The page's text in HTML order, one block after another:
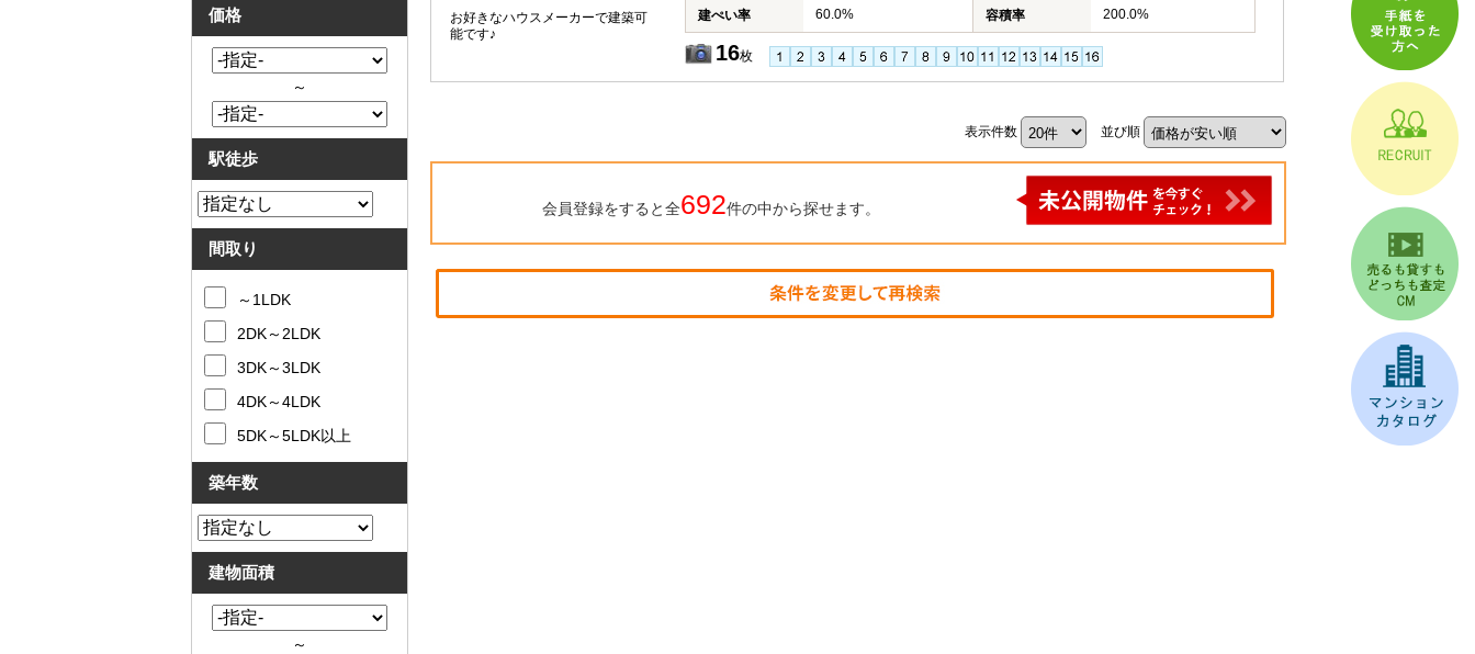
お好きなハウスメーカーで建築可
能です♪
建ぺい率 60.0% 容積率 200.0%
16枚
表示件数 並び順
会員登録をすると全692件の中から探せます。
価格
～
駅徒歩
間取り
～1LDK
2DK～2LDK
3DK～3LDK
4DK～4LDK
5DK～5LDK以上
築年数
建物面積
～